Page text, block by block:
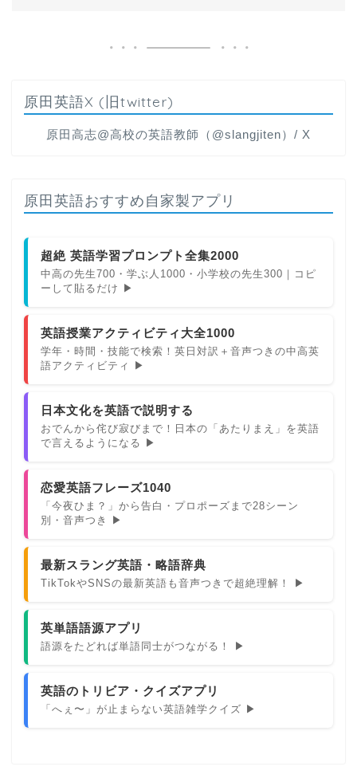
原田英語X (旧twitter)
原田高志@高校の英語教師（@slangjiten）/ X
原田英語おすすめ自家製アプリ
超絶 英語学習プロンプト全集2000
中高の先生700・学ぶ人1000・小学校の先生300｜コピ
ーして貼るだけ ▶
英語授業アクティビティ大全1000
学年・時間・技能で検索！英日対訳＋音声つきの中高英
語アクティビティ ▶
日本文化を英語で説明する
おでんから侘び寂びまで！日本の「あたりまえ」を英語
で言えるようになる ▶
恋愛英語フレーズ1040
「今夜ひま？」から告白・プロポーズまで28シーン
別・音声つき ▶
最新スラング英語・略語辞典
TikTokやSNSの最新英語も音声つきで超絶理解！ ▶
英単語語源アプリ
語源をたどれば単語同士がつながる！ ▶
英語のトリビア・クイズアプリ
「へぇ〜」が止まらない英語雑学クイズ ▶